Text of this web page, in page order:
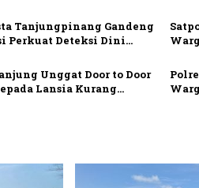
Tanjungpinang Gandeng
Perkuat Deteksi Dini
Unggat Door to Door
Lansia Kurang